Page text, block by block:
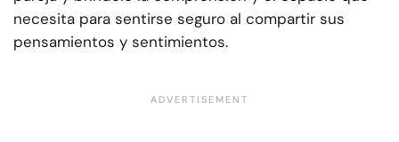
necesita para sentirse seguro al compartir sus
pensamientos y sentimientos.